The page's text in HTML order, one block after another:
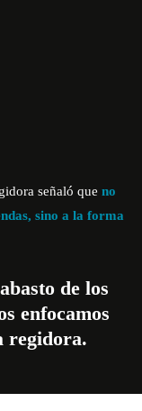
señaló que no
sino a la forma
de los
enfocamos
regidora.